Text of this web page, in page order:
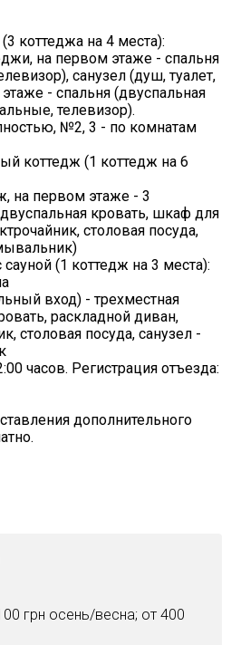
коттеджа на 4 места):
на первом этаже - спальня
санузел (душ, туалет,
- спальня (двуспальная
телевизор).
№2, 3 - по комнатам
коттедж (1 коттедж на 6
на первом этаже - 3
кровать, шкаф для
столовая посуда,
(1 коттедж на 3 места):
вход) - трехместная
раскладной диван,
столовая посуда, санузел -
часов. Регистрация отъезда:
дополнительного
грн осень/весна; от 400